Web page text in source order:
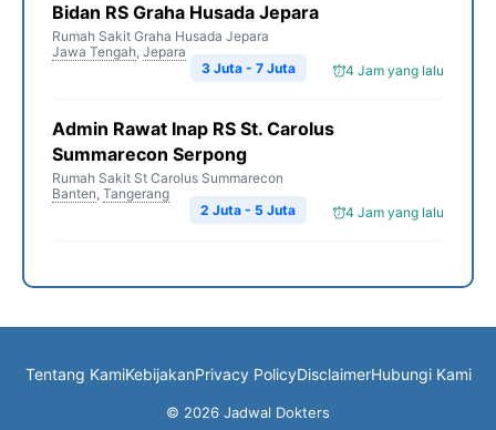
Bidan RS Graha Husada Jepara
Rumah Sakit Graha Husada Jepara
Jawa Tengah, Jepara
4 Jam yang lalu
3 Juta - 7 Juta
Admin Rawat Inap RS St. Carolus
Summarecon Serpong
Rumah Sakit St Carolus Summarecon
Banten, Tangerang
4 Jam yang lalu
2 Juta - 5 Juta
Tentang KamiKebijakanPrivacy PolicyDisclaimerHubungi Kami
© 2026 Jadwal Dokters